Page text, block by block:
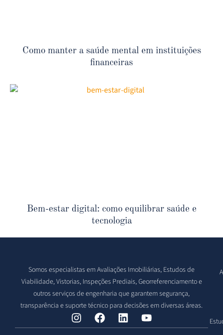
Como manter a saúde mental em instituições
financeiras
Bem-estar digital: como equilibrar saúde e
tecnologia
Somos especialistas em Avaliações Imobiliárias, Estudos de
Viabilidade, Vistorias, Inspeções Prediais, Georreferenciamento e
outros serviços de engenharia que garantem segurança,
transparência e suporte técnico para decisões em diversas áreas.